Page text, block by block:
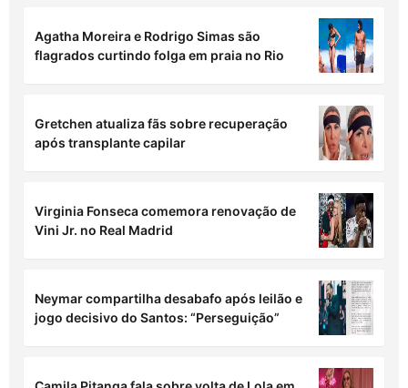
Agatha Moreira e Rodrigo Simas são
flagrados curtindo folga em praia no Rio
Gretchen atualiza fãs sobre recuperação
após transplante capilar
Virginia Fonseca comemora renovação de
Vini Jr. no Real Madrid
Neymar compartilha desabafo após leilão e
jogo decisivo do Santos: “Perseguição”